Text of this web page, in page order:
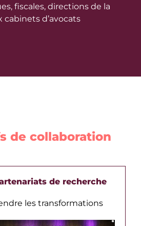
fiscales, directions de la
d’avocats
de collaboration
de recherche
les transformations